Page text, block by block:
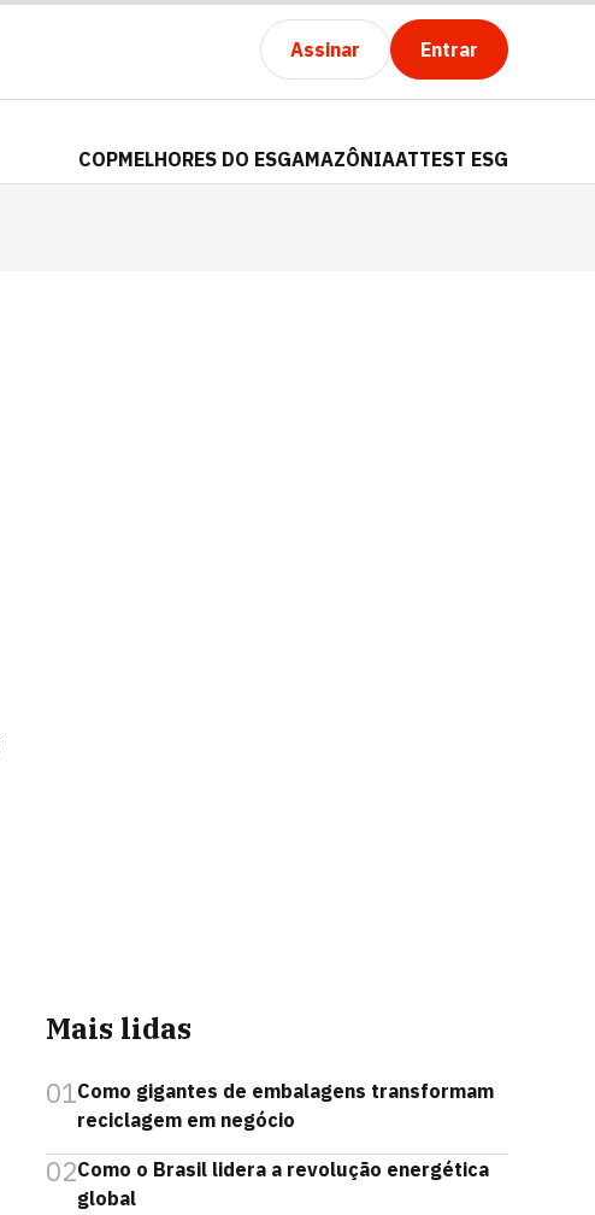
Assinar Entrar
COPMELHORES DO ESGAMAZÔNIAATTEST ESG
Mais lidas
01Como gigantes de embalagens transformam
reciclagem em negócio
02Como o Brasil lidera a revolução energética
global